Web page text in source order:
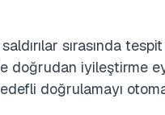
sırasında
doğrudan iyileştirme
doğrulamayı